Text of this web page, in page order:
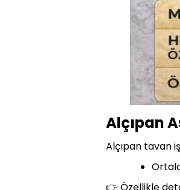
Alçıpan
Alçıpan tavan